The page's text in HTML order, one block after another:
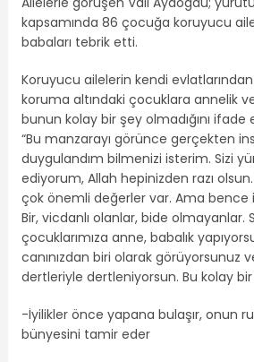
kapsamında 86 çocuğa koruyucu
babaları tebrik etti.
Koruyucu ailelerin kendi
koruma altındaki çocuklara annelik ve
bunun kolay bir şey olmadığını ifade
“Bu manzarayı görünce gerçekten
duygulandım bilmenizi isterim. Sizi
ediyorum, Allah hepinizden razı
çok önemli değerler var. Ama bence
Bir, vicdanlı olanlar, bide olmayanlar.
çocuklarımıza anne, babalık
canınızdan biri olarak görüyorsunuz
dertleriyle dertleniyorsun. Bu kolay bir
-İyilikler önce yapana bulaşır, onun
bünyesini tamir eder